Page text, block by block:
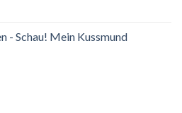
- Schau! Mein Kussmund